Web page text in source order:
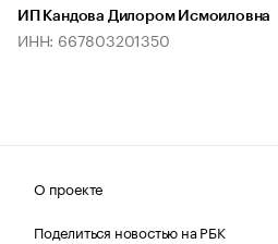
ИП Кандова Дилором Исмоиловна
ИНН: 667803201350
О проекте
Поделиться новостью на РБК